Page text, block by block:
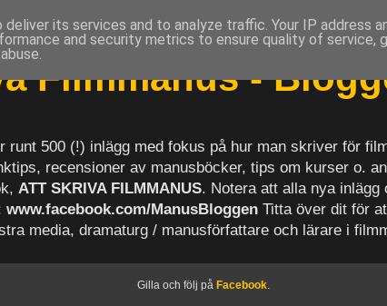
Filmmanus -
runt 500 (!) inlägg med fokus på hur man skriver för
recensioner av manusböcker, tips om kurser o.
ATT SKRIVA FILMMANUS. Notera att alla nya
www.facebook.com/ManusBloggen Titta över dit för
media, dramaturg / manusförfattare och lärare i
Gilla och följ på Facebook.
its services and to analyze traffic. Your IP address
and security metrics to ensure quality of service,